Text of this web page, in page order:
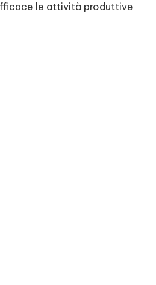
le attività produttive